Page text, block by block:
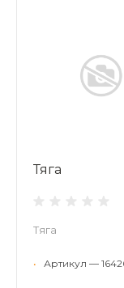
Тяга
Тяга
• Артикул —